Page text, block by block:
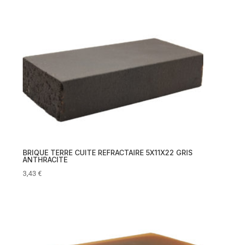
BRIQUE TERRE CUITE REFRACTAIRE 5X11X22 GRIS
ANTHRACITE
3,43 €